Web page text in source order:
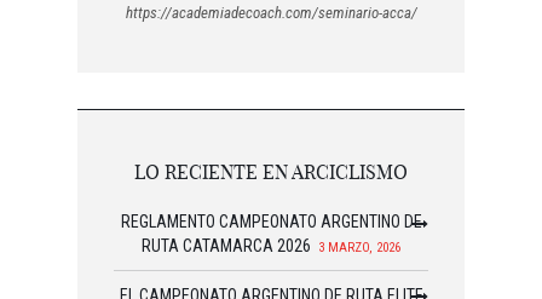
https://academiadecoach.com/seminario-acca/
LO RECIENTE EN ARCICLISMO
REGLAMENTO CAMPEONATO ARGENTINO DE
RUTA CATAMARCA 2026
3 MARZO, 2026
EL CAMPEONATO ARGENTINO DE RUTA ELITE